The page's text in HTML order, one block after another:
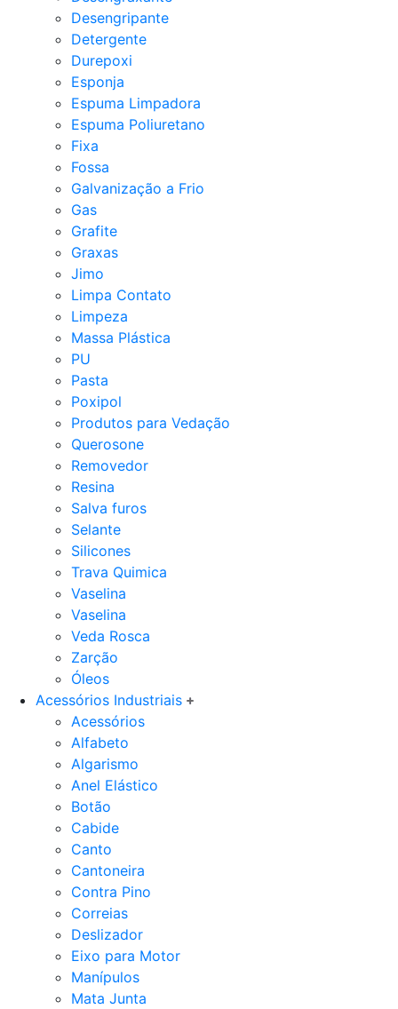
Desengripante
Detergente
Durepoxi
Esponja
Espuma Limpadora
Espuma Poliuretano
Fixa
Fossa
Galvanização a Frio
Gas
Grafite
Graxas
Jimo
Limpa Contato
Limpeza
Massa Plástica
PU
Pasta
Poxipol
Produtos para Vedação
Querosone
Removedor
Resina
Salva furos
Selante
Silicones
Trava Quimica
Vaselina
Vaselina
Veda Rosca
Zarção
Óleos
Acessórios Industriais
Acessórios
Alfabeto
Algarismo
Anel Elástico
Botão
Cabide
Canto
Cantoneira
Contra Pino
Correias
Deslizador
Eixo para Motor
Manípulos
Mata Junta